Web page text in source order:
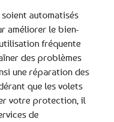
automatisés
améliorer le bien-
fréquente
des problèmes
une réparation des
que les volets
votre protection, il
de